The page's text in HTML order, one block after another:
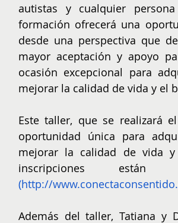
autistas y cualquier
formación ofrecerá una
desde una perspectiva que
mayor aceptación y apoyo
ocasión excepcional para
mejorar la calidad de vida y el
Este taller, que se realizará
oportunidad única para
mejorar la calidad de vida y
inscripciones están
(http://
Además del taller, Tatiana y